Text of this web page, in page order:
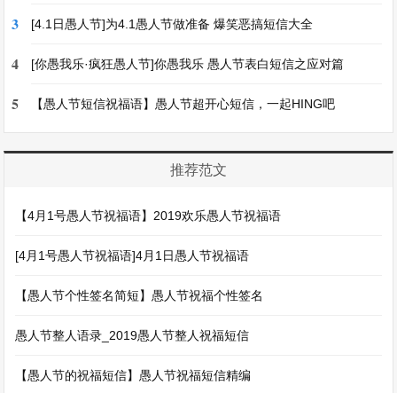
3 [4.1日愚人节]为4.1愚人节做准备 爆笑恶搞短信大全
4 [你愚我乐·疯狂愚人节]你愚我乐 愚人节表白短信之应对篇
5 【愚人节短信祝福语】愚人节超开心短信，一起HING吧
推荐范文
【4月1号愚人节祝福语】2019欢乐愚人节祝福语
[4月1号愚人节祝福语]4月1日愚人节祝福语
【愚人节个性签名简短】愚人节祝福个性签名
愚人节整人语录_2019愚人节整人祝福短信
【愚人节的祝福短信】愚人节祝福短信精编